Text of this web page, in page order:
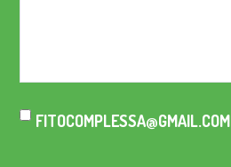
FITOCOMPLESSA@GMAIL.COM